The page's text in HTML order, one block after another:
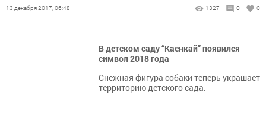
13 декабря 2017, 06:48 1327 0 0
В детском саду “Каенкай” появился
символ 2018 года
Снежная фигура собаки теперь украшает
территорию детского сада.